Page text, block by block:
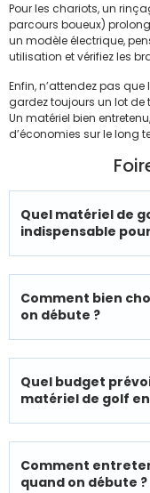
Pour les chariots, un
parcours boueux)
un modèle électrique,
utilisation et vérifiez les
Enfin, n’attendez pas
gardez toujours un lot de
Un matériel bien
d’économies sur le long
Quel matériel de
indispensable
Comment bien
on débute ?
Quel budget
matériel de golf
Comment
quand on débute ?